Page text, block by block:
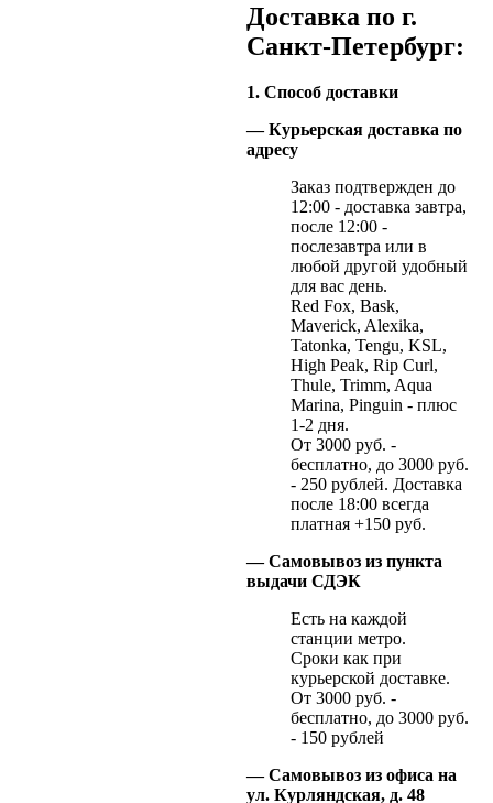
Доставка по г.
Санкт-Петербург:
1. Способ доставки
— Курьерская доставка по
адресу
Заказ подтвержден до
12:00 - доставка завтра,
после 12:00 -
послезавтра или в
любой другой удобный
для вас день.
Red Fox, Bask,
Maverick, Alexika,
Tatonka, Tengu, KSL,
High Peak, Rip Curl,
Thule, Trimm, Aqua
Marina, Pinguin - плюс
1-2 дня.
От 3000 руб. -
бесплатно, до 3000 руб.
- 250 рублей. Доставка
после 18:00 всегда
платная +150 руб.
— Самовывоз из пункта
выдачи СДЭК
Есть на каждой
станции метро.
Сроки как при
курьерской доставке.
От 3000 руб. -
бесплатно, до 3000 руб.
- 150 рублей
— Самовывоз из офиса на
ул. Курляндская, д. 48